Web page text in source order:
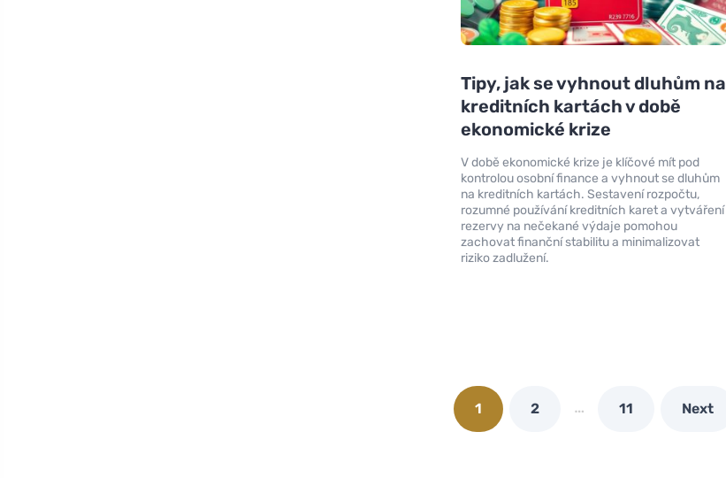
Tipy, jak se vyhnout dluhům na
kreditních kartách v době
ekonomické krize
V době ekonomické krize je klíčové mít pod
kontrolou osobní finance a vyhnout se dluhům
na kreditních kartách. Sestavení rozpočtu,
rozumné používání kreditních karet a vytváření
rezervy na nečekané výdaje pomohou
zachovat finanční stabilitu a minimalizovat
riziko zadlužení.
1 2 … 11 Next